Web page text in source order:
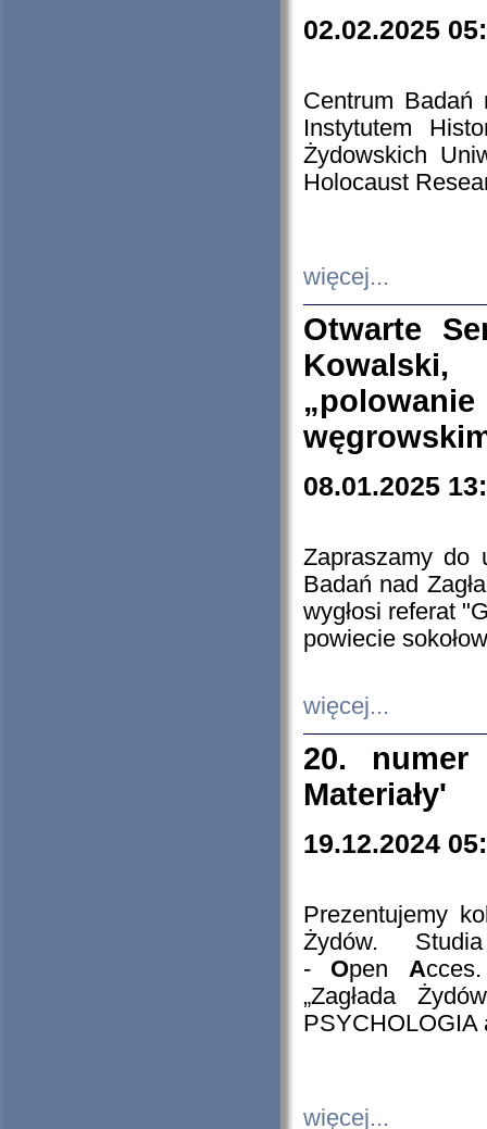
02.02.2025
Centrum Badań
Instytutem
Żydowskich
Holocaust
więcej...
Otwarte
08.01.2025
Zapraszamy do
Badań nad
wygłosi referat
powiecie
więcej...
20. numer
Materiały'
19.12.2024
Prezentujemy
Żydów.
- Open A
„Zagłada
PSYCHOLOGIA
więcej...